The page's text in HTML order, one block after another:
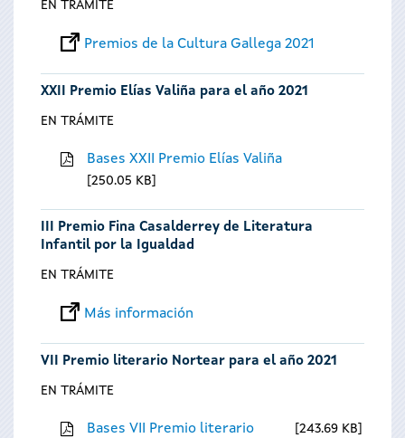
EN TRÁMITE
Premios de la Cultura Gallega 2021
XXII Premio Elías Valiña para el año 2021
EN TRÁMITE
Bases XXII Premio Elías Valiña
250.05 KB
III Premio Fina Casalderrey de Literatura
Infantil por la Igualdad
EN TRÁMITE
Más información
VII Premio literario Nortear para el año 2021
EN TRÁMITE
Bases VII Premio literario
243.69 KB